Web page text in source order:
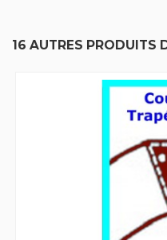
16 AUTRES PRODUITS